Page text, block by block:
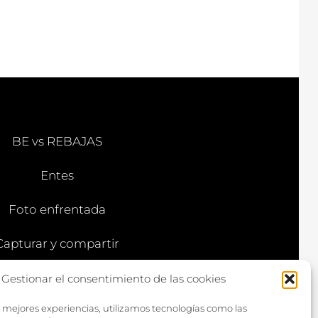
Gestionar el consentimiento de las cookies
mejores experiencias, utilizamos tecnologías como las
BE vs REBAJAS
Entes
Foto enfrentada
y compartir
Vía larga